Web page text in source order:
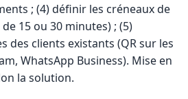
; (4) définir les créneaux de
15 ou 30 minutes) ; (5)
des clients existants (QR sur les
WhatsApp Business). Mise en
la solution.